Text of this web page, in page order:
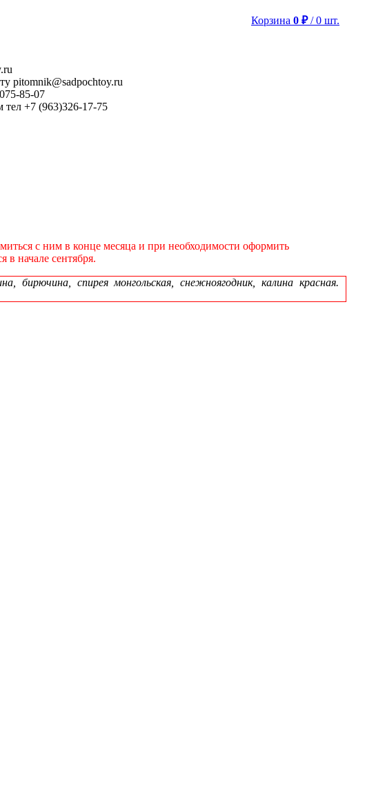
Корзина 0 ₽ /0 шт.
pitomnik@sadpochtoy.ru
85-07
тел +7 (963)326-17-75
с ним в конце месяца и при необходимости оформить
в начале сентября.
спирея монгольская, снежноягодник, калина красная.